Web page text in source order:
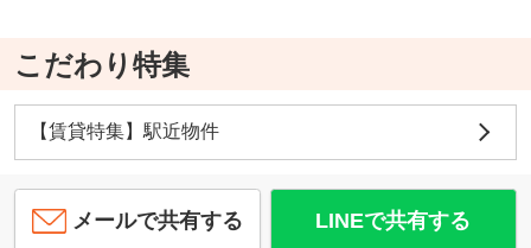
こだわり特集
【賃貸特集】駅近物件
メールで共有する LINEで共有する